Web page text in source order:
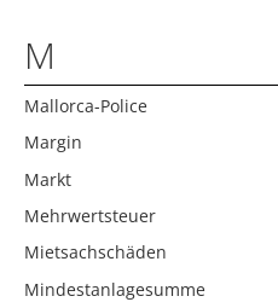
M
Mallorca-Police
Margin
Markt
Mehrwertsteuer
Mietsachschäden
Mindestanlagesumme